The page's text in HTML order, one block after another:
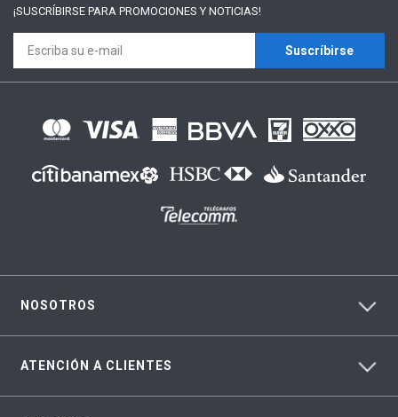
¡SUSCRÍBIRSE PARA PROMOCIONES Y NOTICIAS!
Suscríbirse
NOSOTROS
ATENCIÓN A CLIENTES